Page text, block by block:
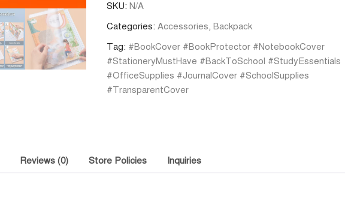
SKU: N/A
Categories: Accessories, Backpack
Tag: #BookCover #BookProtector #NotebookCover
#StationeryMustHave #BackToSchool #StudyEssentials
#OfficeSupplies #JournalCover #SchoolSupplies
#TransparentCover
Reviews (0) Store Policies Inquiries